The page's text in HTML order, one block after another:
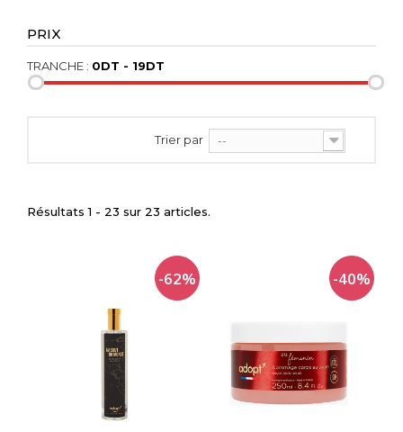
PRIX
TRANCHE : 0DT - 19DT
Trier par --
Résultats 1 - 23 sur 23 articles.
-62% -40%